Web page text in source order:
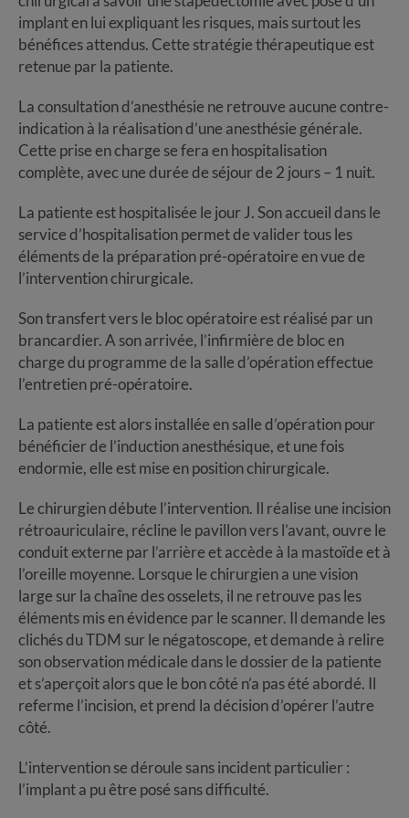
implant en lui expliquant les risques, mais surtout les
bénéfices attendus. Cette stratégie thérapeutique est
retenue par la patiente.
La consultation d’anesthésie ne retrouve aucune contre-
indication à la réalisation d’une anesthésie générale.
Cette prise en charge se fera en hospitalisation
complète, avec une durée de séjour de 2 jours – 1 nuit.
La patiente est hospitalisée le jour J. Son accueil dans le
service d’hospitalisation permet de valider tous les
éléments de la préparation pré-opératoire en vue de
l’intervention chirurgicale.
Son transfert vers le bloc opératoire est réalisé par un
brancardier. A son arrivée, l’infirmière de bloc en
charge du programme de la salle d’opération effectue
l’entretien pré-opératoire.
La patiente est alors installée en salle d’opération pour
bénéficier de l’induction anesthésique, et une fois
endormie, elle est mise en position chirurgicale.
Le chirurgien débute l’intervention. Il réalise une incision
rétroauriculaire, récline le pavillon vers l’avant, ouvre le
conduit externe par l’arrière et accède à la mastoïde et à
l’oreille moyenne. Lorsque le chirurgien a une vision
large sur la chaîne des osselets, il ne retrouve pas les
éléments mis en évidence par le scanner. Il demande les
clichés du TDM sur le négatoscope, et demande à relire
son observation médicale dans le dossier de la patiente
et s’aperçoit alors que le bon côté n’a pas été abordé. Il
referme l’incision, et prend la décision d’opérer l’autre
côté.
L’intervention se déroule sans incident particulier :
l’implant a pu être posé sans difficulté.